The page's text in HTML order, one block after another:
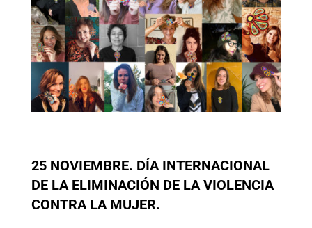
25 NOVIEMBRE. DÍA INTERNACIONAL
DE LA ELIMINACIÓN DE LA VIOLENCIA
CONTRA LA MUJER.